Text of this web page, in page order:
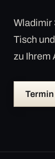
Wladimir
Tisch
zu Ihrem